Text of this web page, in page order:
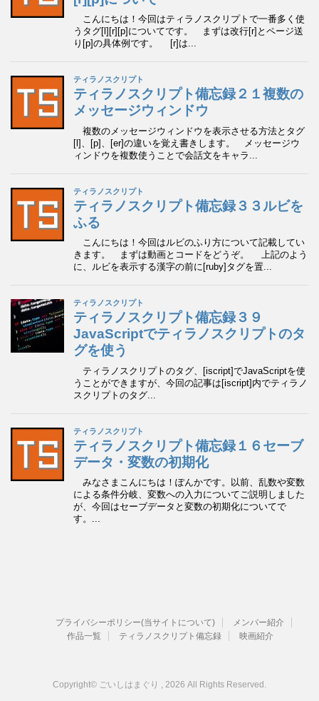
プライバシーポリシー(当サイトについて)
メンバー紹介
作品一覧
ティラノスクリプト備忘録 映画紹介
Copyright© ごいしはまぐり , 2026 All Rights Reserved.